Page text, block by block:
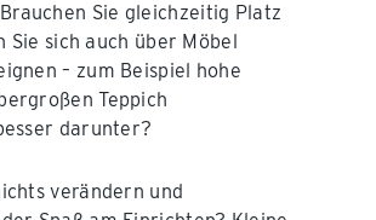
Sie gleichzeitig Platz
Sie sich auch über Möbel
– zum Beispiel hohe
Teppich
darunter?
verändern und